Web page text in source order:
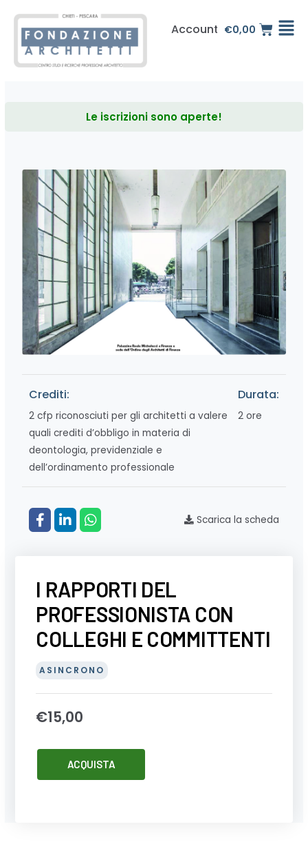
contenuto
Account €0,00
Le iscrizioni sono aperte!
Crediti:
2 cfp riconosciuti per gli architetti a valere
quali crediti d’obbligo in materia di
deontologia, previdenziale e
dell’ordinamento professionale
Durata:
2 ore
Scarica la scheda
I RAPPORTI DEL
PROFESSIONISTA CON
COLLEGHI E COMMITTENTI
ASINCRONO
€15,00
I
RAPPORTI
ACQUISTA